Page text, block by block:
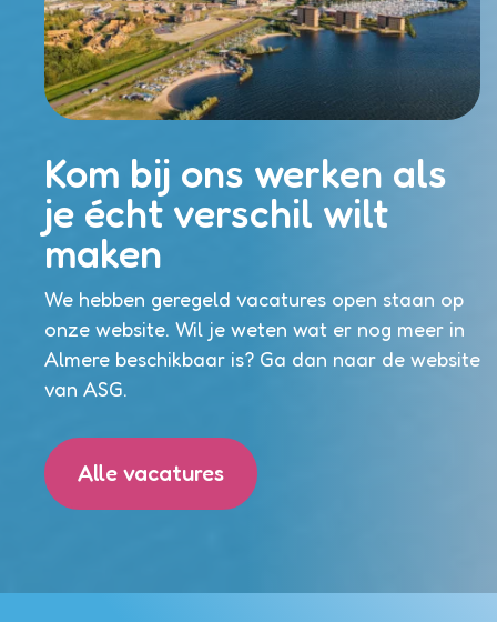
Kom bij ons werken als
je écht verschil wilt
maken
We hebben geregeld vacatures open staan op
onze website. Wil je weten wat er nog meer in
Almere beschikbaar is? Ga dan naar de website
van ASG.
Alle vacatures